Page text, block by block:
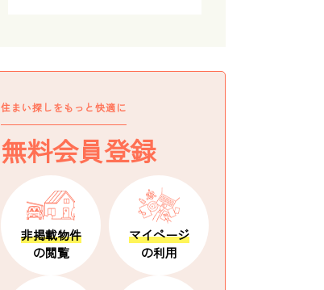
住まい探しをもっと快適に
無料会員登録
非掲載物件
の閲覧
マイページ
の利用